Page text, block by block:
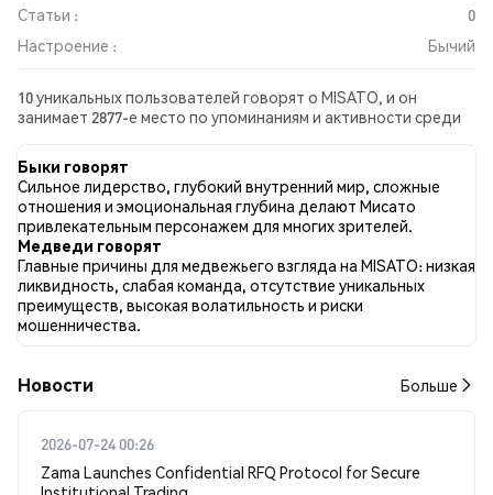
Статьи :
0
Настроение :
Бычий
10 уникальных пользователей говорят о MISATO, и он
занимает 2877-е место по упоминаниям и активности среди
отношении MISATO во всех социальных сетях было Бычий.
Всего было опубликовано 0 новостных статей о MISATO. В
Twitter 8.33% твитов имели бычий настрой по сравнению с
0.00% твитов с медвежьим настроем по MISATO. 91.67%
твитов были нейтральными по отношению к MISATO. Эти
данные основаны на 12 твитах.
Быки говорят
Сильное лидерство, глубокий внутренний мир, сложные
отношения и эмоциональная глубина делают Мисато
привлекательным персонажем для многих зрителей.
Медведи говорят
Главные причины для медвежьего взгляда на MISATO: низкая
ликвидность, слабая команда, отсутствие уникальных
преимуществ, высокая волатильность и риски
мошенничества.
Новости Больше
2026-07-24 00:26
Zama Launches Confidential RFQ Protocol for Secure